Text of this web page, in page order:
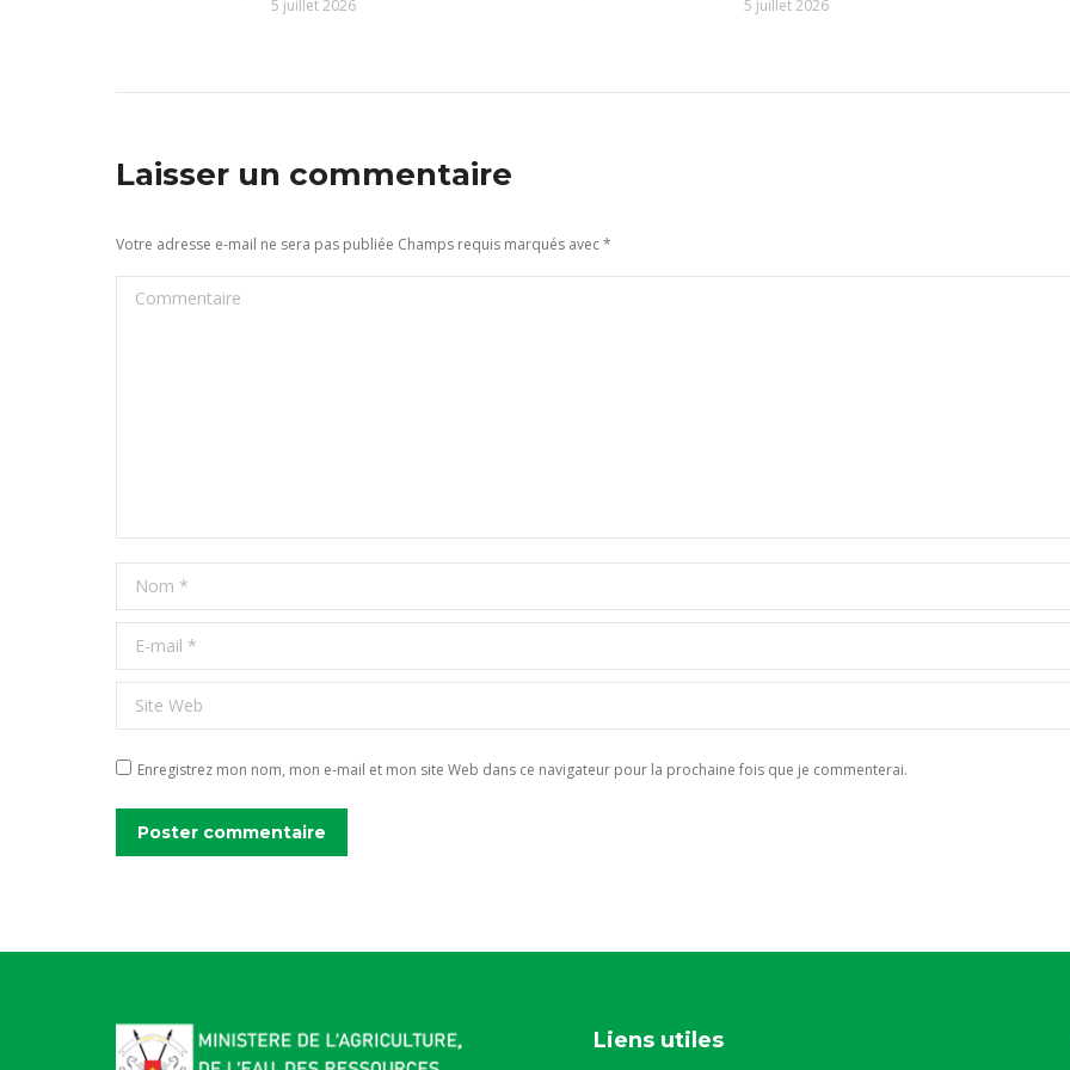
5 juillet 2026 5 juillet 2026
Laisser un commentaire
Votre adresse e-mail ne sera pas publiée Champs requis marqués avec*
Commentaire
Nom *
E-mail *
Site Web
Enregistrez mon nom, mon e-mail et mon site Web dans ce navigateur pour la prochaine fois que je commenterai.
Poster commentaire
Liens utiles